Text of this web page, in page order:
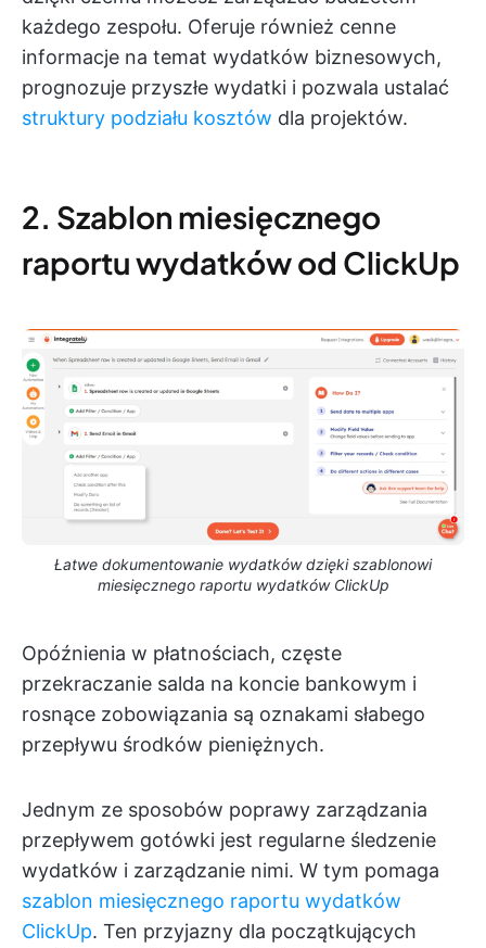
każdego zespołu. Oferuje również cenne
informacje na temat wydatków biznesowych,
prognozuje przyszłe wydatki i pozwala ustalać
struktury podziału kosztów dla projektów.
2. Szablon miesięcznego
raportu wydatków od ClickUp
Łatwe dokumentowanie wydatków dzięki szablonowi
miesięcznego raportu wydatków ClickUp
Opóźnienia w płatnościach, częste
przekraczanie salda na koncie bankowym i
rosnące zobowiązania są oznakami słabego
przepływu środków pieniężnych.
Jednym ze sposobów poprawy zarządzania
przepływem gotówki jest regularne śledzenie
wydatków i zarządzanie nimi. W tym pomaga
szablon miesięcznego raportu wydatków
ClickUp. Ten przyjazny dla początkujących